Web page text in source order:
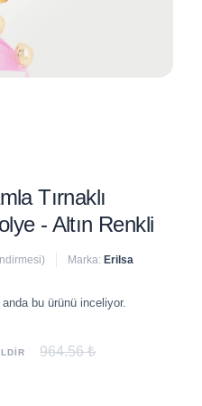
Tırnaklı
- Altın Renkli
Marka: Erilsa
bu ürünü inceliyor.
964.56 ₺